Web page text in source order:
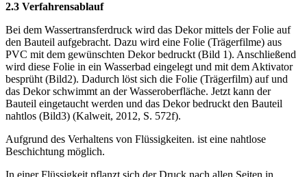
2.3 Verfahrensablauf
Bei dem Wassertransferdruck wird das Dekor mittels der Folie auf
den Bauteil aufgebracht. Dazu wird eine Folie (Trägerfilme) aus
PVC mit dem gewünschten Dekor bedruckt (Bild 1). Anschließend
wird diese Folie in ein Wasserbad eingelegt und mit dem Aktivator
besprüht (Bild2). Dadurch löst sich die Folie (Trägerfilm) auf und
das Dekor schwimmt an der Wasseroberfläche. Jetzt kann der
Bauteil eingetaucht werden und das Dekor bedruckt den Bauteil
nahtlos (Bild3) (Kalweit, 2012, S. 572f).
Aufgrund des Verhaltens von Flüssigkeiten. ist eine nahtlose
Beschichtung möglich.